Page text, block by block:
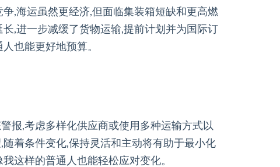
,海运虽然更经济,但面临集装箱短缺和更高燃
,进一步减缓了货物运输,提前计划并为国际订
也能更好地预算。
报,考虑多样化供应商或使用多种运输方式以
着条件变化,保持灵活和主动将有助于最小化
这样的普通人也能轻松应对变化。